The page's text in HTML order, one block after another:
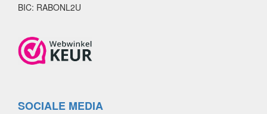
BIC: RABONL2U
SOCIALE MEDIA